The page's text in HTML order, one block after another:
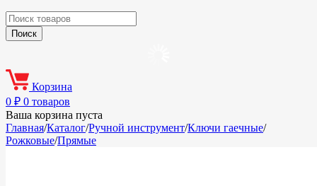
Корзина
0 ₽ 0 товаров
Ваша корзина пуста
Главная/Каталог/Ручной инструмент/Ключи гаечные/
Рожковые/Прямые